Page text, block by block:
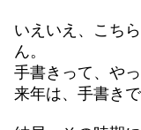
いえいえ、こち
ん。
手書きって、や
来年は、手書き